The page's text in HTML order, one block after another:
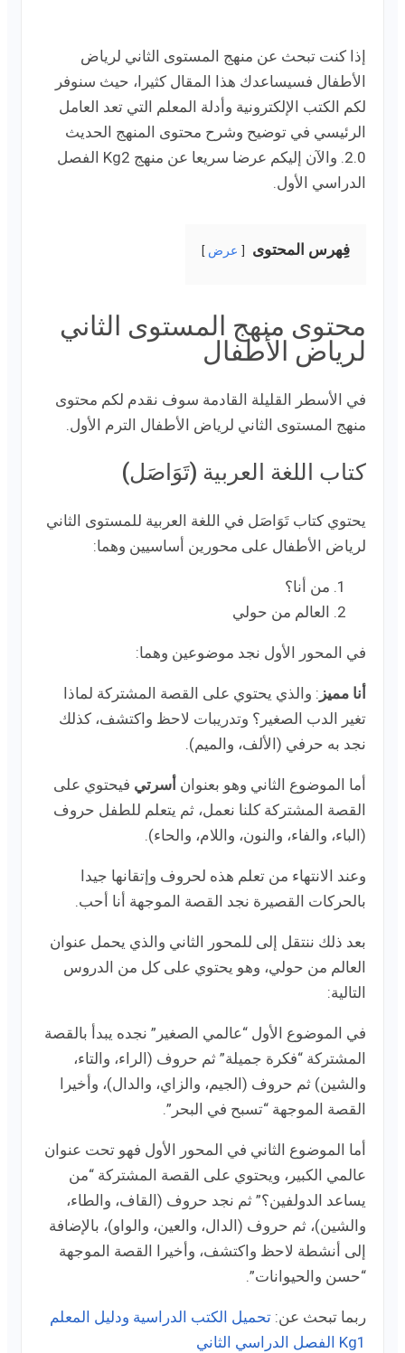
إذا كنت تبحث عن منهج المستوى الثاني لرياض
الأطفال فسيساعدك هذا المقال كثيرا، حيث سنوفر
لكم الكتب الإلكترونية وأدلة المعلم التي تعد العامل
الرئيسي في توضيح وشرح محتوى المنهج الحديث
2.0. والآن إليكم عرضا سريعا عن منهج Kg2 الفصل
الدراسي الأول.
فِهرس المحتوى عرض
محتوى منهج المستوى الثاني
لرياض الأطفال
في الأسطر القليلة القادمة سوف نقدم لكم محتوى
منهج المستوى الثاني لرياض الأطفال الترم الأول.
كتاب اللغة العربية (تَوَاصَل)
يحتوي كتاب تَوَاصَل في اللغة العربية للمستوى الثاني
لرياض الأطفال على محورين أساسيين وهما:
من أنا؟
العالم من حولي
في المحور الأول نجد موضوعين وهما:
أنا مميز : والذي يحتوي على القصة المشتركة لماذا
تغير الدب الصغير؟ وتدريبات لاحظ واكتشف، كذلك
نجد به حرفي (الألف، والميم).
أما الموضوع الثاني وهو بعنوان أسرتي فيحتوي على
القصة المشتركة كلنا نعمل، ثم يتعلم للطفل حروف
(الباء، والفاء، والنون، واللام، والحاء).
وعند الانتهاء من تعلم هذه لحروف وإتقانها جيدا
بالحركات القصيرة نجد القصة الموجهة أنا أحب.
بعد ذلك ننتقل إلى للمحور الثاني والذي يحمل عنوان
العالم من حولي، وهو يحتوي على كل من الدروس
التالية:
في الموضوع الأول “عالمي الصغير” نجده يبدأ بالقصة
المشتركة “فكرة جميلة” ثم حروف (الراء، والتاء،
والشين) ثم حروف (الجيم، والزاي، والدال)، وأخيرا
القصة الموجهة “تسبح في البحر”.
أما الموضوع الثاني في المحور الأول فهو تحت عنوان
عالمي الكبير، ويحتوي على القصة المشتركة “من
يساعد الدولفين؟” ثم نجد حروف (القاف، والطاء،
والشين)، ثم حروف (الدال، والعين، والواو)، بالإضافة
إلى أنشطة لاحظ واكتشف، وأخيرا القصة الموجهة
“حسن والحيوانات”.
ربما تبحث عن: تحميل الكتب الدراسية ودليل المعلم
Kg1 الفصل الدراسي الثاني